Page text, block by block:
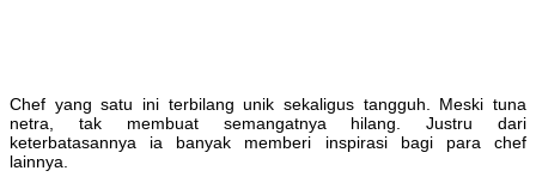
Chef yang satu ini terbilang unik sekaligus tangguh. Meski tuna
netra, tak membuat semangatnya hilang. Justru dari
keterbatasannya ia banyak memberi inspirasi bagi para chef
lainnya.